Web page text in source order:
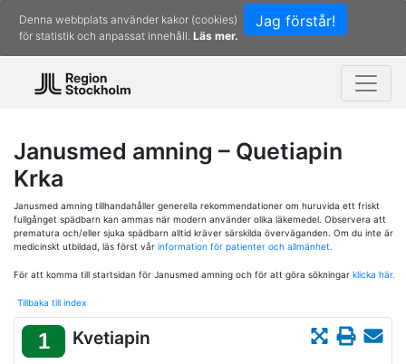
Jag förstår!
Denna webbplats använder kakor (cookies)
för statistik och anpassat innehåll. Läs mer.
Janusmed amning – Quetiapin
Krka
Janusmed amning tillhandahåller generella rekommendationer om huruvida ett friskt
fullgånget spädbarn kan ammas när modern använder olika läkemedel. Observera att
prematura och/eller sjuka spädbarn alltid kräver särskilda överväganden. Om du inte är
medicinskt utbildad, läs först vår information för patienter och allmänhet.
För att komma till startsidan för Janusmed amning och för att göra sökningar klicka här.
Tillbaka till index
1 Kvetiapin